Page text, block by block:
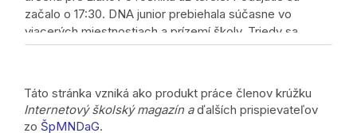
začalo o 17:30. DNA junior prebiehala súčasne vo
viacerých miestnostiach a prízemí školy. Triedy sa
premenilina miestnosti rôzneho určenia. Okrem kino-
Zdieľaj, nech sa o tom vie!
Táto stránka vzniká ako produkt práce členov krúžku
Internetový školský magazín aďalších prispievateľov
zo ŠpMNDaG.